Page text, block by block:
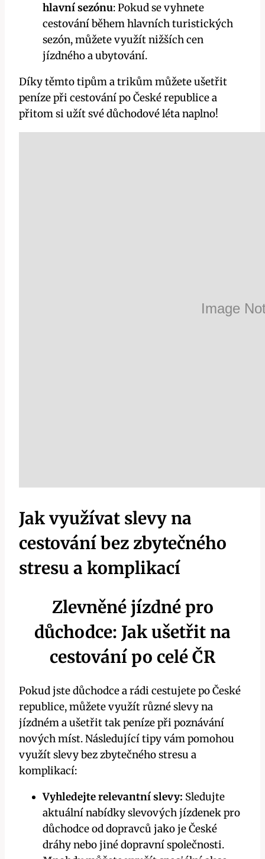
hlavní sezónu: Pokud se vyhnete
cestování během hlavních turistických
sezón, můžete využít nižších cen
jízdného a ubytování.
Díky těmto tipům a trikům můžete ušetřit
peníze při cestování po České republice a
přitom si užít své důchodové léta naplno!
Jak využívat slevy na
cestování bez zbytečného
stresu a komplikací
Zlevněné jízdné pro
důchodce: Jak ušetřit na
cestování po celé ČR
Pokud jste důchodce a rádi cestujete po České
republice, můžete využít různé slevy na
jízdném a ušetřit tak peníze při poznávání
nových míst. Následující tipy vám pomohou
využít slevy bez zbytečného stresu a
komplikací:
Vyhledejte relevantní slevy: Sledujte
aktuální nabídky slevových jízdenek pro
důchodce od dopravců jako je České
dráhy nebo jiné dopravní společnosti.